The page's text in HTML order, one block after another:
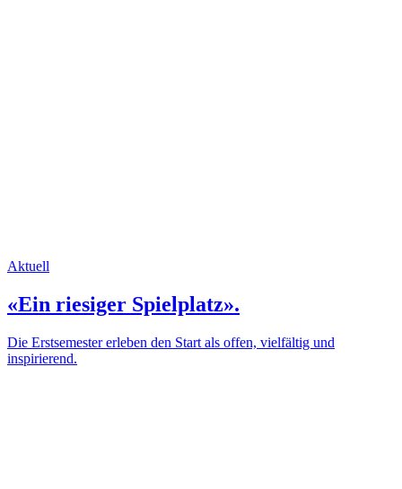
Aktuell
«Ein riesiger Spielplatz».
Die Erstsemester erleben den Start als offen, vielfältig und
inspirierend.